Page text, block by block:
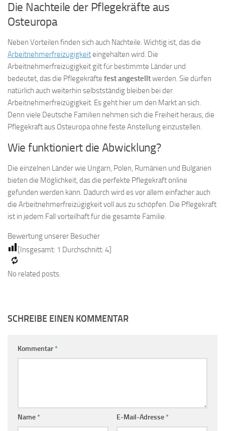
Die Nachteile der Pflegekräfte aus
Osteuropa
Neben Vorteilen finden sich auch Nachteile. Wichtig ist, das die
Arbeitnehmerfreizügigkeiteingehalten wird. Die
Arbeitnehmerfreizügigkeit gilt für bestimmte Länder und
bedeutet, das die Pflegekräfte fest angestelltwerden. Sie dürfen
natürlich auch weiterhin selbstständig bleiben bei der
Arbeitnehmerfreizügigkeit. Es geht hier um den Markt an sich.
Denn viele Deutsche Familien nehmen sich die Freiheit heraus, die
Pflegekraft aus Osteuropa ohne feste Anstellung einzustellen.
Wie funktioniert die Abwicklung?
Die einzelnen Länder wie Ungarn, Polen, Rumänien und Bulgarien
bieten die Möglichkeit, das die perfekte Pflegekraft online
gefunden werden kann. Dadurch wird es vor allem einfacher auch
die Arbeitnehmerfreizügigkeit voll aus zu schöpfen. Die Pflegekraft
ist in jedem Fall vorteilhaft für die gesamte Familie.
Bewertung unserer Besucher
[Insgesamt: 1 Durchschnitt: 4]
No related posts.
SCHREIBE EINEN KOMMENTAR
Kommentar*
Name* E-Mail-Adresse*